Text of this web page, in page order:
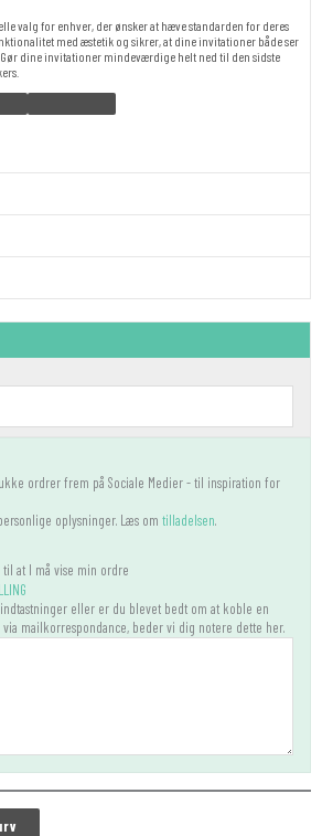
valg for enhver, der ønsker at hæve standarden for deres
med æstetik og sikrer, at dine invitationer både ser
dine invitationer mindeværdige helt ned til den sidste
ordrer frem på Sociale Medier - til inspiration for
oplysninger. Læs om tilladelsen.
at I må vise min ordre
eller er du blevet bedt om at koble en
mailkorrespondance, beder vi dig notere dette her.